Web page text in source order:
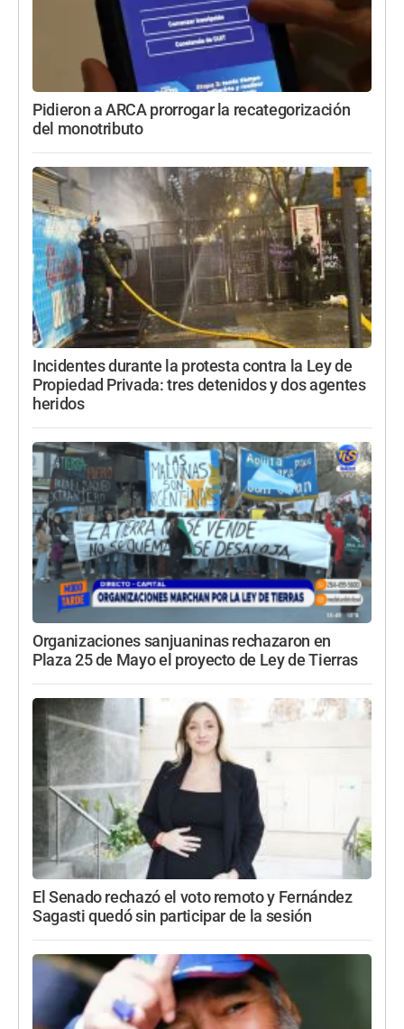
Pidieron a ARCA prorrogar la recategorización
del monotributo
Incidentes durante la protesta contra la Ley de
Propiedad Privada: tres detenidos y dos agentes
heridos
Organizaciones sanjuaninas rechazaron en
Plaza 25 de Mayo el proyecto de Ley de Tierras
El Senado rechazó el voto remoto y Fernández
Sagasti quedó sin participar de la sesión